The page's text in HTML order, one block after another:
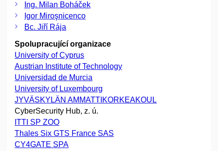
Ing. Milan Boháček
Igor Miroşnicenco
Bc. Jiří Rája
Spolupracující organizace
University of Cyprus
Austrian Institute of Technology
Universidad de Murcia
University of Luxembourg
JYVÄSKYLÄN AMMATTIKORKEAKOUL
CyberSecurity Hub, z. ú.
ITTI SP ZOO
Thales Six GTS France SAS
CY4GATE SPA